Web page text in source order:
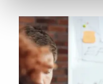
Lees
meer